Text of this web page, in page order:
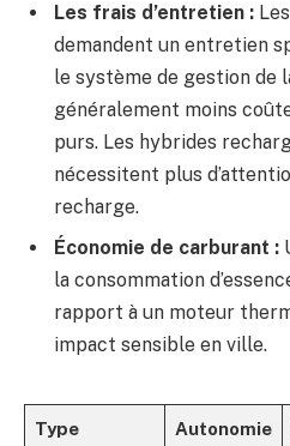
Les frais d’entretien :
demandent un entretien
le système de gestion de
généralement moins
purs. Les hybrides
nécessitent plus
recharge.
Économie de carburant :
la consommation
rapport à un moteur
impact sensible en ville.
Type
Autonomie